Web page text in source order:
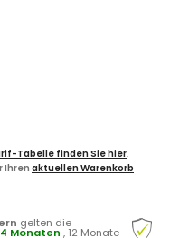
Tabelle finden Sie hier.
Ihrenaktuellen Warenkorb
gelten die
Monaten , 12 Monate